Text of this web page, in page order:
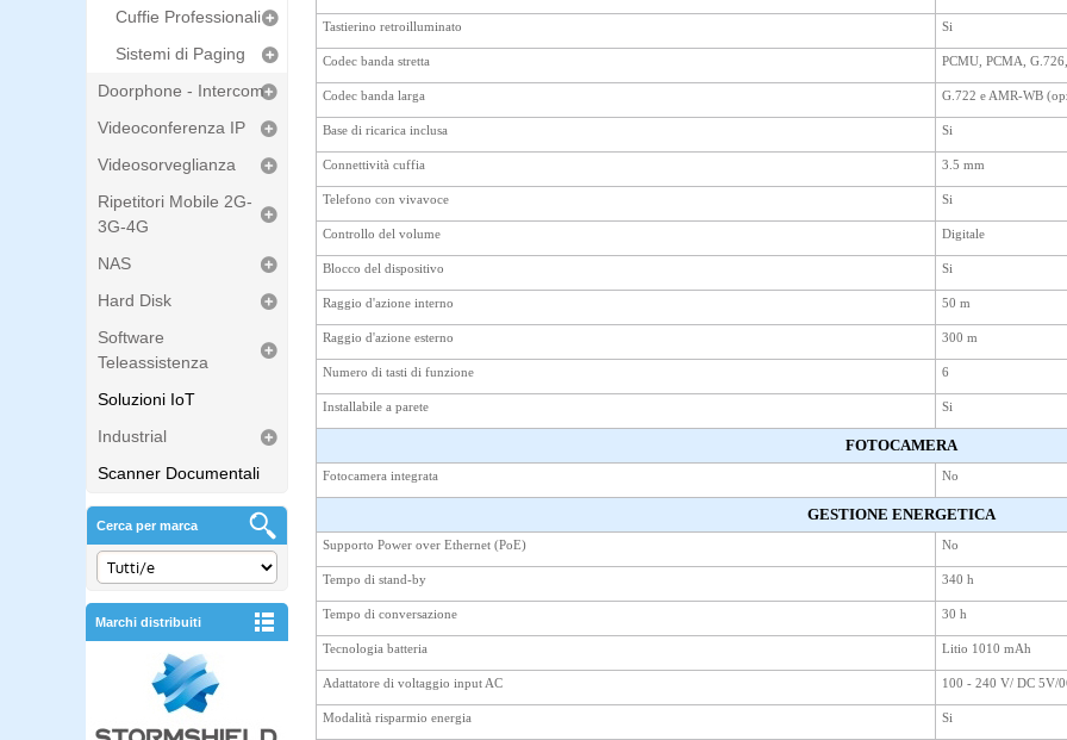
Cuffie Professionali
Sistemi di Paging
Doorphone - Intercom
Videoconferenza IP
Videosorveglianza
Ripetitori Mobile 2G-
3G-4G
NAS
Hard Disk
Software
Teleassistenza
Soluzioni IoT
Industrial
Scanner Documentali
Cerca per marca
Marchi distribuiti
Tastierino retroilluminato Si
Codec banda stretta PCMU, PCMA,
Codec banda larga G.722 e AMR-WB
Base di ricarica inclusa Si
Connettività cuffia 3.5 mm
Telefono con vivavoce Si
Controllo del volume Digitale
Blocco del dispositivo Si
Raggio d'azione interno 50 m
Raggio d'azione esterno 300 m
Numero di tasti di funzione 6
Installabile a parete Si
FOTOCAMERA
Fotocamera integrata No
GESTIONE ENERGETICA
Supporto Power over Ethernet (PoE) No
Tempo di stand-by 340 h
Tempo di conversazione 30 h
Tecnologia batteria Litio 1010 mAh
Adattatore di voltaggio input AC 100 - 240 V/ DC 5V/
Modalità risparmio energia Si